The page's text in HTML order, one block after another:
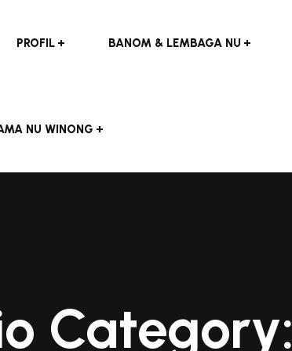
PROFIL BANOM & LEMBAGA NU
NU WINONG
Category: